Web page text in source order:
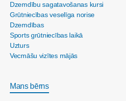
Dzemdību sagatavošanas kursi
Grūtniecības veselīga norise
Dzemdības
Sports grūtniecības laikā
Uzturs
Vecmāšu vizītes mājās
Mans bērns